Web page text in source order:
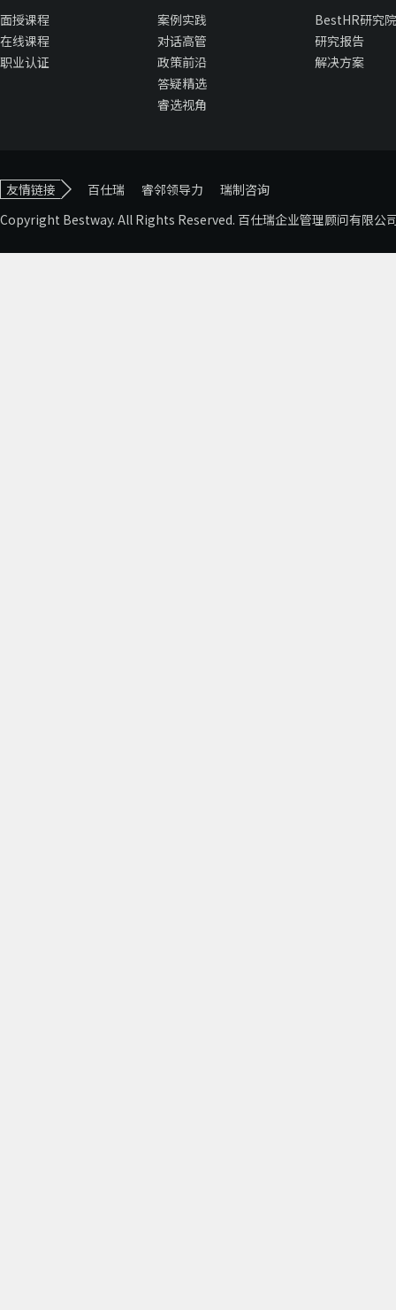
面授课程
在线课程
职业认证
案例实践
对话高管
政策前沿
答疑精选
睿选视角
BestHR研究院
研究报告
解决方案
友情链接 百仕瑞 睿邻领导力
瑞制咨询
Copyright Bestway. All Rights Reserved. 百仕瑞企业管理顾问有限公